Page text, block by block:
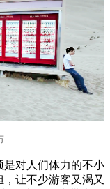
是对人们体力的不小
让不少游客又渴又